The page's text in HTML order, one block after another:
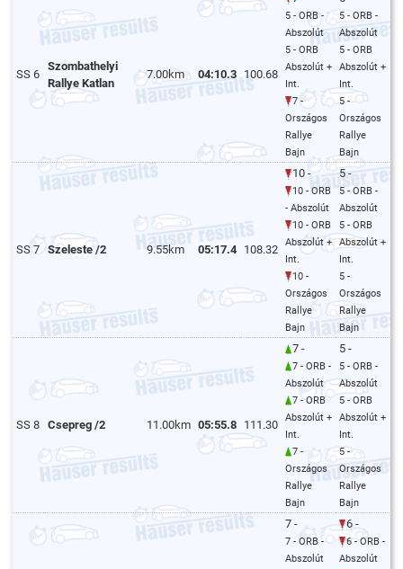
SS 6
Szombathelyi
Rallye Katlan
7.00km 04:10.3 100.68
5 - ORB -
Abszolút
5 - ORB
Abszolút +
Int.
7 -
Országos
Rallye
Bajn
5 - ORB -
Abszolút
5 - ORB
Abszolút +
Int.
5 -
Országos
Rallye
Bajn
SS 7 Szeleste /2 9.55km 05:17.4 108.32
10 -
10 - ORB
- Abszolút
10 - ORB
Abszolút +
Int.
10 -
Országos
Rallye
Bajn
5 -
5 - ORB -
Abszolút
5 - ORB
Abszolút +
Int.
5 -
Országos
Rallye
Bajn
SS 8 Csepreg /2 11.00km 05:55.8 111.30
7 -
7 - ORB -
Abszolút
7 - ORB
Abszolút +
Int.
7 -
Országos
Rallye
Bajn
5 -
5 - ORB -
Abszolút
5 - ORB
Abszolút +
Int.
5 -
Országos
Rallye
Bajn
7 -
7 - ORB -
Abszolút
6 -
6 - ORB -
Abszolút